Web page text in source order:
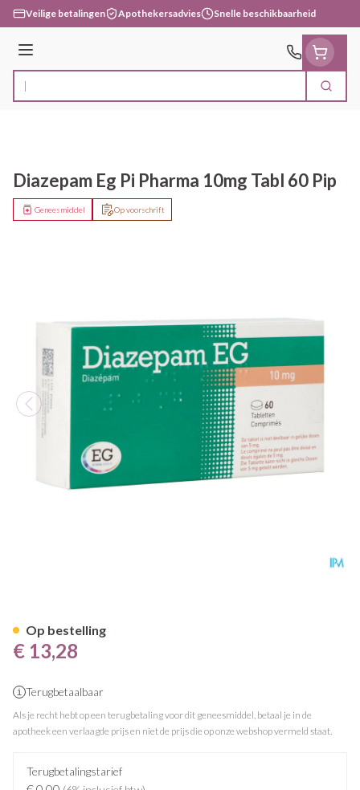
Ga naar de inhoud
Veilige betalingen Apothekersadvies Snelle beschikbaarheid
Menu
Product, merk, categorie... Zoek
Diazepam Eg Pi Pharma 10mg Tabl 60 Pip
Op voorschrift
Geneesmiddel
€ 13,28
Terugbetaalbaar
Als je recht hebt op een terugbetaling voor dit geneesmiddel, betaal je in de
apotheek een verlaagde prijs en niet de prijs die op onze webshop vermeld staat.
Terugbetalingstarief
Op bestelling